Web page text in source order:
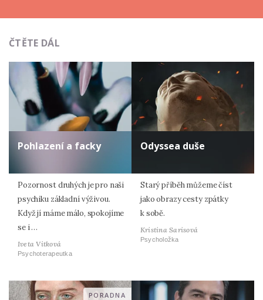
ČTĚTE DÁL
Pohlazení a facky
Pozornost druhých je pro naši
psychiku základní výživou.
Když jí máme málo, spokojíme
se i …
Iveta Vitková
Psychoterapeutka
Odyssea duše
Starý příběh můžeme číst
jako obrazy cesty zpátky
k sobě.
Kristina Sarisová
Psycholožka
PORADNA